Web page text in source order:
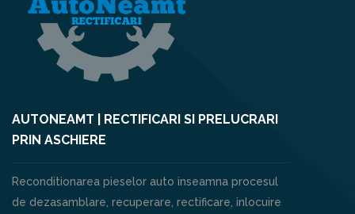
AUTONEAMT | RECTIFICARI SI PRELUCRARI
PRIN ASCHIERE
Reconditionarea pieselor auto inseamna procesul
de dezasamblare, recuperare, rectificare, inlocuire